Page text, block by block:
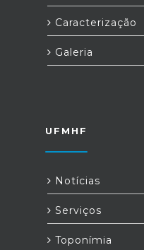
Caracterização
Galeria
UFMHF
Notícias
Serviços
Toponímia